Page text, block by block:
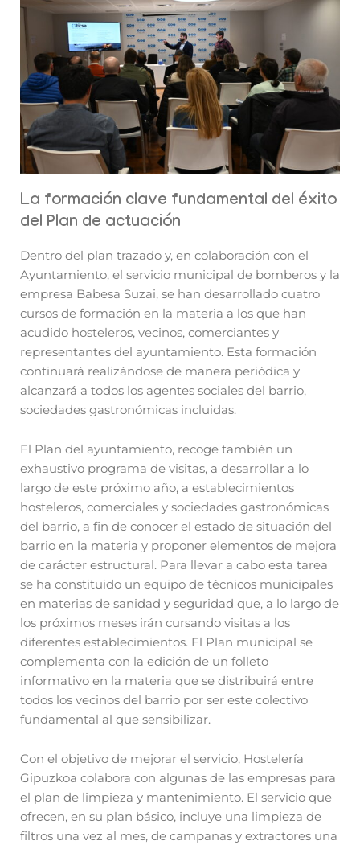
La formación clave fundamental del éxito
del Plan de actuación
Dentro del plan trazado y, en colaboración con el
Ayuntamiento, el servicio municipal de bomberos y la
empresa Babesa Suzai, se han desarrollado cuatro
cursos de formación en la materia a los que han
acudido hosteleros, vecinos, comerciantes y
representantes del ayuntamiento. Esta formación
continuará realizándose de manera periódica y
alcanzará a todos los agentes sociales del barrio,
sociedades gastronómicas incluidas.
El Plan del ayuntamiento, recoge también un
exhaustivo programa de visitas, a desarrollar a lo
largo de este próximo año, a establecimientos
hosteleros, comerciales y sociedades gastronómicas
del barrio, a fin de conocer el estado de situación del
barrio en la materia y proponer elementos de mejora
de carácter estructural. Para llevar a cabo esta tarea
se ha constituido un equipo de técnicos municipales
en materias de sanidad y seguridad que, a lo largo de
los próximos meses irán cursando visitas a los
diferentes establecimientos. El Plan municipal se
complementa con la edición de un folleto
informativo en la materia que se distribuirá entre
todos los vecinos del barrio por ser este colectivo
fundamental al que sensibilizar.
Con el objetivo de mejorar el servicio, Hostelería
Gipuzkoa colabora con algunas de las empresas para
el plan de limpieza y mantenimiento. El servicio que
ofrecen, en su plan básico, incluye una limpieza de
filtros una vez al mes, de campanas y extractores una